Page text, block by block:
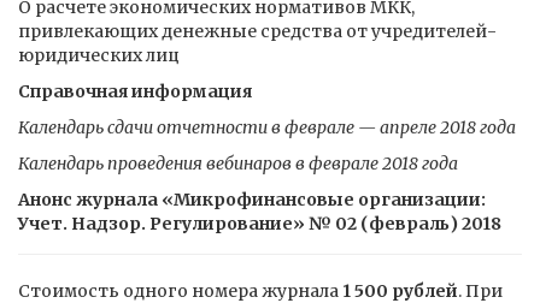
О расчете экономических нормативов МКК,
привлекающих денежные средства от учредителей-
юридических лиц
Справочная информация
Календарь сдачи отчетности в феврале — апреле 2018 года
Календарь проведения вебинаров в феврале 2018 года
Анонс журнала «Микрофинансовые организации:
Учет. Надзор. Регулирование» № 02 (февраль) 2018
Стоимость одного номера журнала 1 500 рублей. При